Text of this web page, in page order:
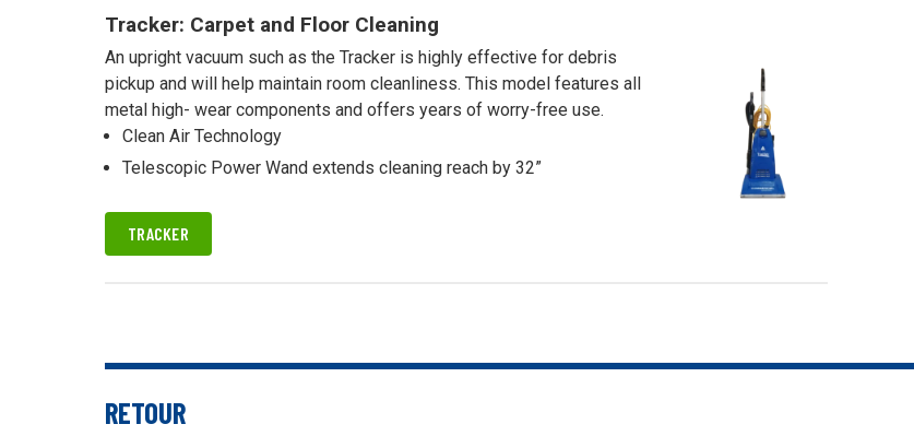
Tracker: Carpet and Floor Cleaning
An upright vacuum such as the Tracker is highly effective for debris
pickup and will help maintain room cleanliness. This model features all
metal high- wear components and offers years of worry-free use.
Clean Air Technology
Telescopic Power Wand extends cleaning reach by 32”
TRACKER
RETOUR